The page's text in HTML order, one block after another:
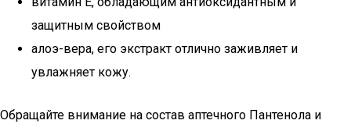
защитным свойством
алоэ-вера, его экстракт отлично заживляет и
увлажняет кожу.
Обращайте внимание на состав аптечного Пантенола и